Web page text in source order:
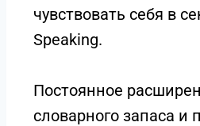
чувствовать себя в
Speaking.
Постоянное
словарного запаса и